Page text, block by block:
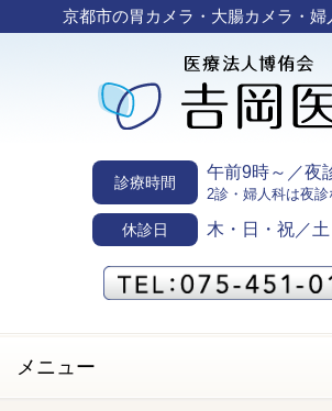
京都市の胃カメラ・大腸カメラ・
診療時間
午前9時～／夜
2診・婦人科は夜診
休診日 木・日・祝／土
メニュー